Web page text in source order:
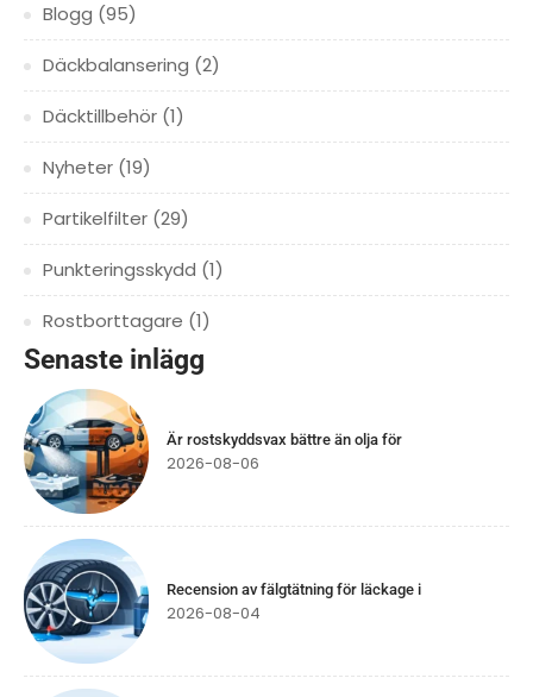
Blogg (95)
Däckbalansering (2)
Däcktillbehör (1)
Nyheter (19)
Partikelfilter (29)
Punkteringsskydd (1)
Rostborttagare (1)
Senaste inlägg
Är rostskyddsvax bättre än olja för
2026-08-06
Recension av fälgtätning för läckage i
2026-08-04